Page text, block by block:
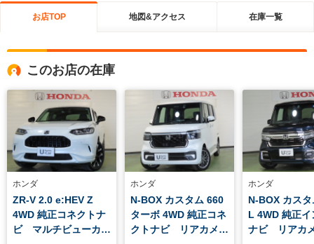
お店TOP 地図&アクセス 在庫一覧
このお店の在庫
ホンダ
ZR-V 2.0 e:HEV Z
4WD 純正コネクトナ
ビ マルチビューカメ
ホンダ
N-BOX カスタム 660
ターボ 4WD 純正コネ
クトナビ リアカメ
ホンダ
N-BOX カス
L 4WD 純正イ
ナビ リアカ